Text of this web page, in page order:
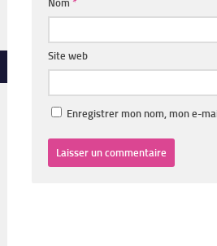
Nom *
Site web
Enregistrer mon nom, mon e-